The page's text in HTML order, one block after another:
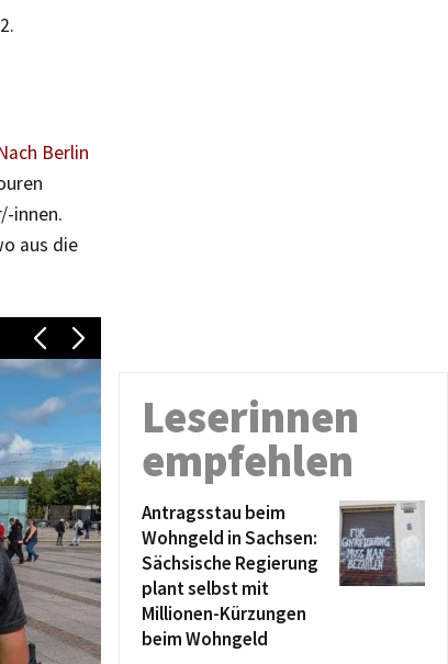
Berlin
innen.
aus die
Leserinnen
empfehlen
Antragsstau beim
Wohngeld in Sachsen:
Sächsische Regierung
plant selbst mit
Millionen-Kürzungen
beim Wohngeld